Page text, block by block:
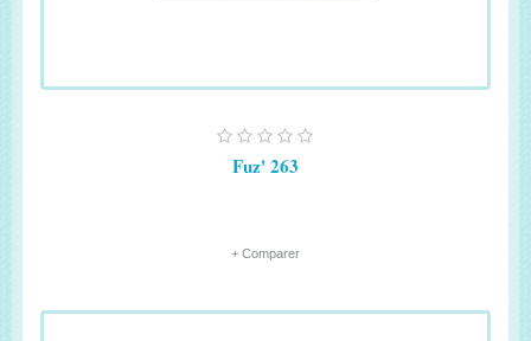
Fuz' 263
+ Comparer